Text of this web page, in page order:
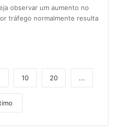
observar um aumento no
tráfego normalmente resulta
10 20 ...